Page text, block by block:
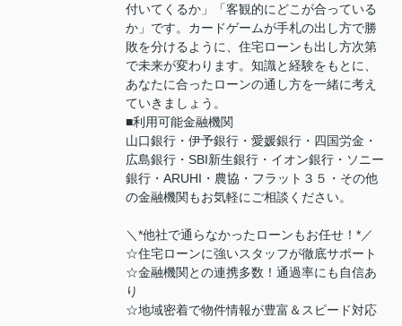
付いてくるか」「客観的にどこが合っている
か」です。カードゲームが手札の出し方で勝
敗を分けるように、住宅ローンも出し方次第
で未来が変わります。知識と経験をもとに、
あなたに合ったローンの通し方を一緒に考え
ていきましょう。
■利用可能金融機関
山口銀行・伊予銀行・愛媛銀行・四国労金・
広島銀行・SBI新生銀行・イオン銀行・ソニー
銀行・ARUHI・農協・フラット３５・その他
の金融機関もお気軽にご相談ください。
＼*他社で通らなかったローンもお任せ！*／
☆住宅ローンに強いスタッフが徹底サポート
☆金融機関との連携多数！通過率にも自信あ
り
☆地域密着で物件情報が豊富＆スピード対応